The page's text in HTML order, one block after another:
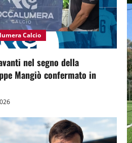
Calcio
nel segno della
Mangiò confermato in